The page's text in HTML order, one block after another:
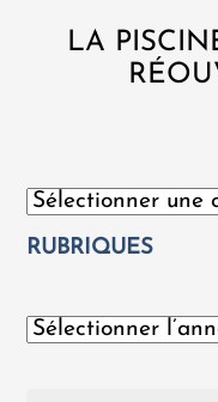
LA
Catégories
RUBRIQUES
Archives